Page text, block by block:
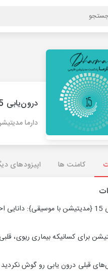
درون‌یابی‌ 15 {مدیتیشن با موسیقی}: دانایی احساسی (علی)
دارما
کامنت ها اپیزودهای
برای کسانیکه بیماری ریوی،
قبلی درون یابی رو گوش